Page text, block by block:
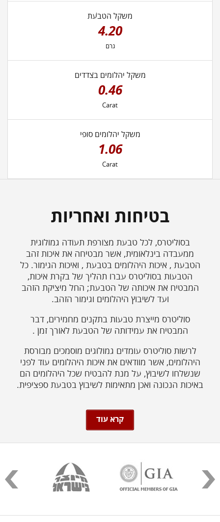
משקל הטבעת
4.20
גרם
משקל יהלומים בצדדים
0.46
Carat
משקל יהלומים סופי
1.06
Carat
בטיחות ואחריות
בסוליטרס, לכל טבעת מצורפת תעודה גמולוגית
ממעבדה בינלאומית, אשר מבטיחה את איכות זהב
הטבעת , איכות היהלומים בטבעת , ואיכות הגימור. כל
הטבעות בסוליטרס עברו תהליך של בקרת איכות,
המבטיח את איכותה של הטבעת; החל מיציקת הזהב
ועד לשיבוץ היהלומים וגימור הזהב.
סוליטרס מייצרת טבעות בתקנים מחמירים, דבר
המבטיח את עמידותה של הטבעת לאורך זמן .
לרשות סוליטרס עומדים גמולוגים מוסמכים מבורסת
היהלומים, אשר מוודאים את איכות היהלומים עוד לפני
שנשלחו לשיבוץ, על מנת להבטיח שכל היהלומים הם
באיכות הנכונה ואכן מתאימות לשיבוץ בטבעת ספציפית.
קרא עוד